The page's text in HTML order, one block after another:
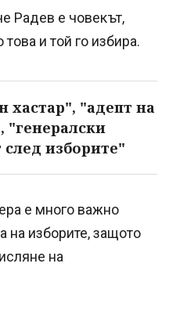
Радев е човекът,
това и той го избира.
хастар", "адепт на
"генералски
след изборите"
е много важно
на изборите, защото
на